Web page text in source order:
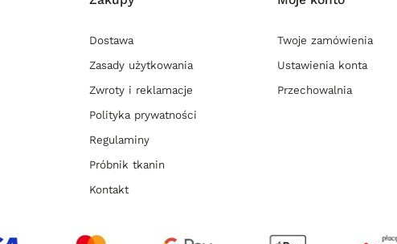
Dostawa
Zasady użytkowania
Zwroty i reklamacje
Polityka prywatności
Regulaminy
Próbnik tkanin
Kontakt
Twoje zamówienia
Ustawienia konta
Przechowalnia